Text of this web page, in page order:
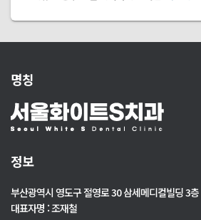
명칭
정보
부산광역시 영도구 절영로 30 삼세메디컬빌딩 3층
대표자명 : 조재철